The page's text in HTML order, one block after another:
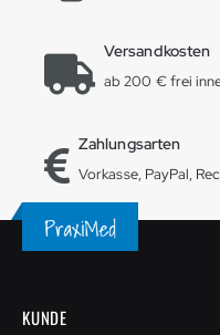
Versandkosten
ab 200 € frei
Zahlungsarten
Vorkasse, PayPal,
KUNDE